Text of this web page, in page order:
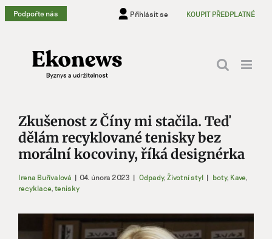
Přeskočit
na
Podpořte nás Přihlásit se KOUPIT PŘEDPLATNÉ
Zkušenost z Číny mi stačila. Teď
dělám recyklované tenisky bez
morální kocoviny, říká designérka
Irena Buřívalová | 04. února 2023 | Odpady, Životní styl | boty, Kave,
recyklace, tenisky
větší